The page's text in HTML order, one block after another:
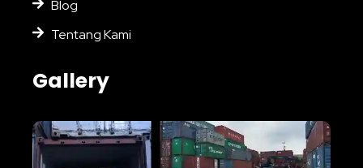
Blog
Tentang Kami
Gallery